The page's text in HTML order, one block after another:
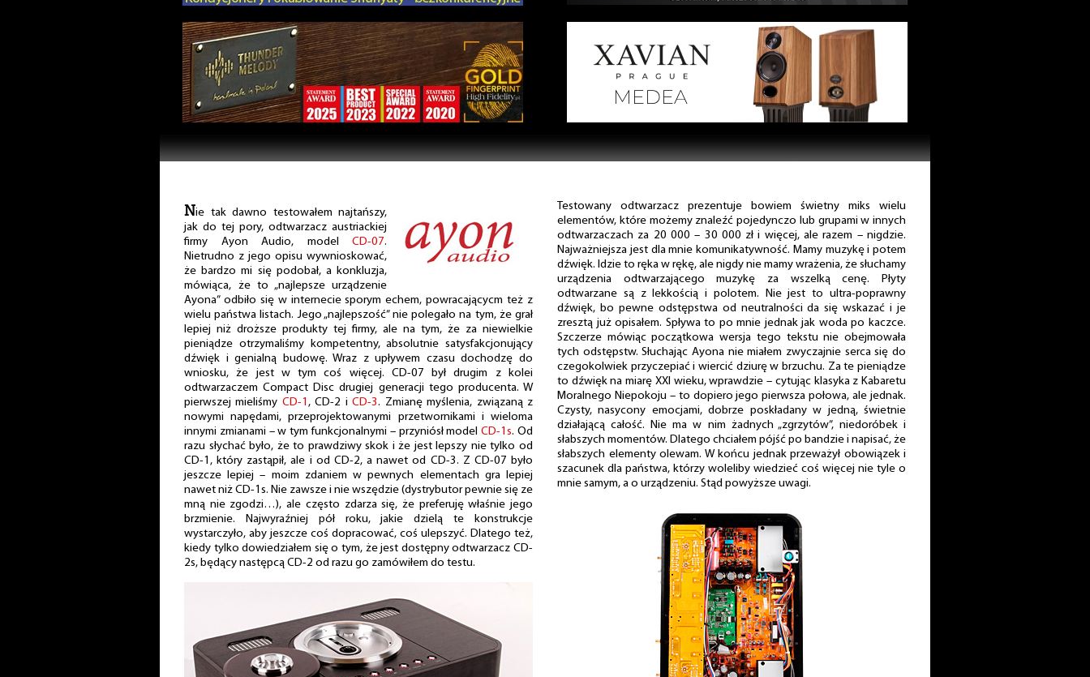
Nie tak dawno testowałem najtańszy,
jak do tej pory, odtwarzacz austriackiej
firmy Ayon Audio, model CD-07.
Nietrudno z jego opisu wywnioskować,
że bardzo mi się podobał, a konkluzja,
mówiąca, że to „najlepsze urządzenie
Ayona” odbiło się w internecie sporym echem, powracającycm też z
wielu państwa listach. Jego „najlepszość” nie polegało na tym, że grał
lepiej niż droższe produkty tej firmy, ale na tym, że za niewielkie
pieniądze otrzymaliśmy kompetentny, absolutnie satysfakcjonujący
dźwięk i genialną budowę. Wraz z upływem czasu dochodzę do
wniosku, że jest w tym coś więcej. CD-07 był drugim z kolei
odtwarzaczem Compact Disc drugiej generacji tego producenta. W
pierwszej mieliśmy CD-1 , CD-2 iCD-3. Zmianę myślenia, związaną z
nowymi napędami, przeprojektowanymi przetwornikami i wieloma
innymi zmianami – w tym funkcjonalnymi – przyniósł modelCD-1s. Od
razu słychać było, że to prawdziwy skok i że jest lepszy nie tylko od
CD-1, który zastąpił, ale i od CD-2, a nawet od CD-3. Z CD-07 było
jeszcze lepiej – moim zdaniem w pewnych elementach gra lepiej
nawet niż CD-1s. Nie zawsze i nie wszędzie (dystrybutor pewnie się ze
mną nie zgodzi…), ale często zdarza się, że preferuję właśnie jego
brzmienie. Najwyraźniej pół roku, jakie dzielą te konstrukcje
wystarczyło, aby jeszcze coś dopracować, coś ulepszyć. Dlatego też,
kiedy tylko dowiedziałem się o tym, że jest dostępny odtwarzacz CD-
2s, będący następcą CD-2 od razu go zamówiłem do testu.
Testowany odtwarzacz prezentuje bowiem świetny miks wielu
elementów, które możemy znaleźć pojedynczo lub grupami w innych
odtwarzaczach za 20 000 – 30 000 zł i więcej, ale razem – nigdzie.
Najważniejsza jest dla mnie komunikatywność. Mamy muzykę i potem
dźwięk. Idzie to ręka w rękę, ale nigdy nie mamy wrażenia, że słuchamy
urządzenia odtwarzającego muzykę za wszelką cenę. Płyty
odtwarzane są z lekkością i polotem. Nie jest to ultra-poprawny
dźwięk, bo pewne odstępstwa od neutralności da się wskazać i je
zresztą już opisałem. Spływa to po mnie jednak jak woda po kaczce.
Szczerze mówiąc początkowa wersja tego tekstu nie obejmowała
tych odstępstw. Słuchając Ayona nie miałem zwyczajnie serca się do
czegokolwiek przyczepiać i wiercić dziurę w brzuchu. Za te pieniądze
to dźwięk na miarę XXI wieku, wprawdzie – cytując klasyka z Kabaretu
Moralnego Niepokoju – to dopiero jego pierwsza połowa, ale jednak.
Czysty, nasycony emocjami, dobrze poskładany w jedną, świetnie
działającą całość. Nie ma w nim żadnych „zgrzytów”, niedoróbek i
słabszych momentów. Dlatego chciałem pójść po bandzie i napisać, że
słabszych elementy olewam. W końcu jednak przeważył obowiązek i
szacunek dla państwa, którzy woleliby wiedzieć coś więcej nie tyle o
mnie samym, a o urządzeniu. Stąd powyższe uwagi.